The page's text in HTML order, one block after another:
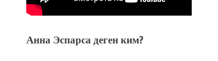
Анна Эспарса деген ким?